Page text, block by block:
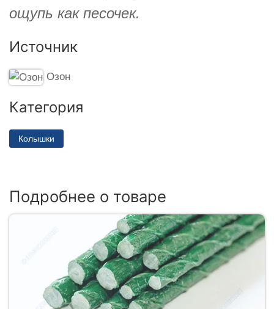
ощупь как песочек.
Источник
Озон
Категория
Колышки
Подробнее о товаре